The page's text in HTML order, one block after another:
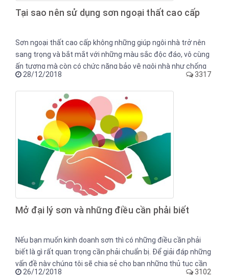
Tại sao nên sử dụng sơn ngoại thất cao cấp
Sơn ngoại thất cao cấp không những giúp ngôi nhà trở nên
sang trọng và bắt mắt với những màu sắc độc đáo, vô cùng
ấn tượng mà còn có chức năng bảo vệ ngôi nhà như chống
thấm nước, không bám bụi, chịu được sự thay đổi bất ngờ
của nhiệt độ như đang nắng nóng thì chuyển sang mưa.
28/12/2018 3317
Mở đại lý sơn và những điều cần phải biết
Nếu bạn muốn kinh doanh sơn thì có những điều cần phải
biết là gì rất quan trọng cần phải chuẩn bị. Để giải đáp những
vấn đề này chúng tôi sẽ chia sẻ cho bạn những thủ tục cần
thiết để mở đại lý sơn.
26/12/2018 3102